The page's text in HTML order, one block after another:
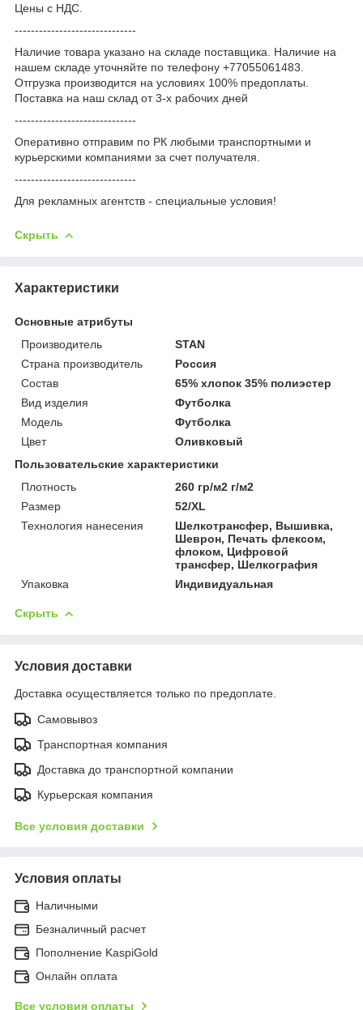
Цены с НДС.
------------------------------
Наличие товара указано на складе поставщика. Наличие на
нашем складе уточняйте по телефону +77055061483.
Отгрузка производится на условиях 100% предоплаты.
Поставка на наш склад от 3-x рабочих дней
------------------------------
Оперативно отправим по РК любыми транспортными и
курьерскими компаниями за счет получателя.
------------------------------
Для рекламных агентств - специальные условия!
Скрыть
Характеристики
Основные атрибуты
Производитель
STAN
Страна производитель
Россия
Состав
65% хлопок 35% полиэстер
Вид изделия
Футболка
Мoдель
Футболка
Цвет
Оливковый
Пользовательские характеристики
Плотность
260 гр/м2 г/м2
Размер
52/XL
Технология нанесения
Шелкотрансфер, Вышивка,
Шеврон, Печать флексом,
флоком, Цифровой
трансфер, Шелкография
Упаковка
Индивидуальная
Скрыть
Условия доставки
Доставка осуществляется только по предоплате.
Самовывоз
Транспортная компания
Доставка до транспортной компании
Курьерская компания
Все условия доставки
Условия оплаты
Наличными
Безналичный расчет
Пополнение KaspiGold
Онлайн оплата
Все условия оплаты